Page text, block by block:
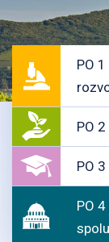
PO
PO
PO
PO